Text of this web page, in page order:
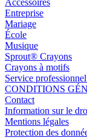
Accessoires
Entreprise
Mariage
École
Musique
Sprout® Crayons
Crayons à motifs
Service
CONDITIONS
Contact
Information sur le
Mentions légales
Protection des